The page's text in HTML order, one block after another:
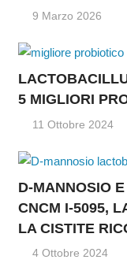
9 Marzo 2026
5 MIGLIORI
11 Ottobre 2024
D-MANNOSIO
CNCM I-5095,
LA CISTITE
4 Ottobre 2024